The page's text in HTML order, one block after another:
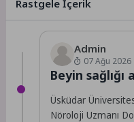
heyecanını...
Rastgele İçerik
Admin
07 Ağu 2026
Beyin sağlığı
Üsküdar
Nöroloji Uzmanı